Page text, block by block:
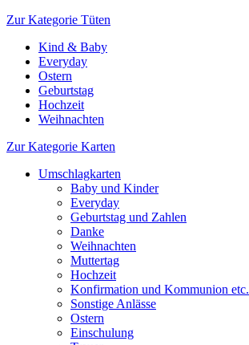
Zur Kategorie Tüten
Kind & Baby
Everyday
Ostern
Geburtstag
Hochzeit
Weihnachten
Zur Kategorie Karten
Umschlagkarten
Baby und Kinder
Everyday
Geburtstag und Zahlen
Danke
Weihnachten
Muttertag
Hochzeit
Konfirmation und Kommunion etc.
Sonstige Anlässe
Ostern
Einschulung